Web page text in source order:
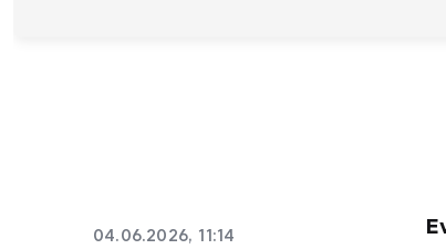
04.06.2026, 11:14